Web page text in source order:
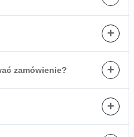
+
zamówienie? +
+